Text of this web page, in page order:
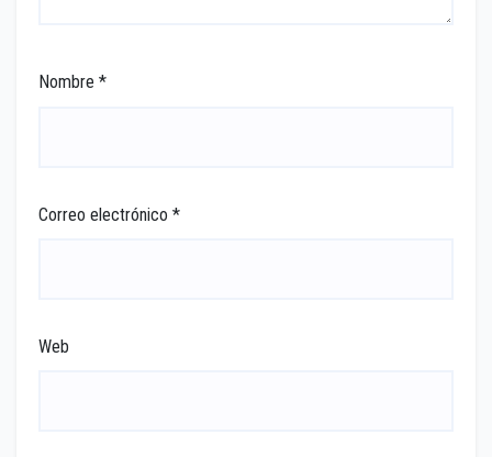
Nombre *
Correo electrónico *
Web